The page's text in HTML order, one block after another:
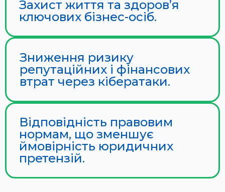
Захист життя та здоров’я
ключових бізнес-осіб.
Зниження ризику
репутаційних і фінансових
втрат через кібератаки.
Відповідність правовим
нормам, що зменшує
ймовірність юридичних
претензій.